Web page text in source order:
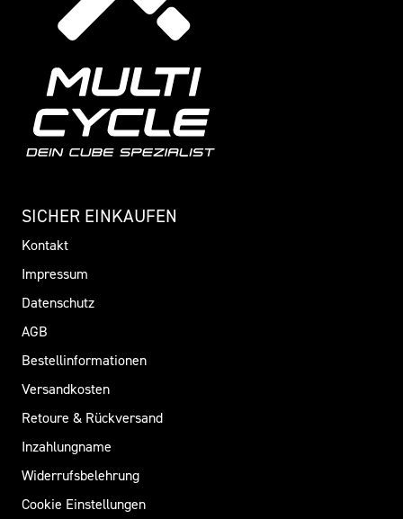
SICHER EINKAUFEN
Kontakt
Impressum
Datenschutz
AGB
Bestellinformationen
Versandkosten
Retoure & Rückversand
Inzahlungname
Widerrufsbelehrung
Cookie Einstellungen